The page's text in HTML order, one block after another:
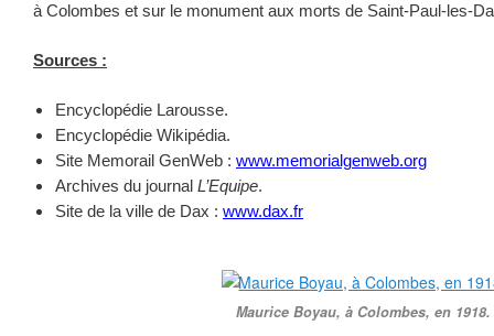
à Colombes et sur le monument aux morts de Saint-Paul-les-
Sources :
Encyclopédie Larousse.
Encyclopédie Wikipédia.
Site Memorail GenWeb : www.memorialgenweb.org
Archives du journal L’Equipe.
Site de la ville de Dax : www.dax.fr
Maurice Boyau, à Colombes, en 1918.